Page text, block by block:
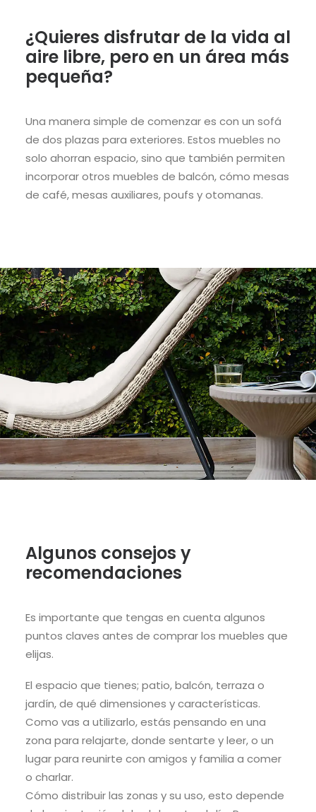
¿Quieres disfrutar de la vida al
aire libre, pero en un área más
pequeña?
Una manera simple de comenzar es con un sofá
de dos plazas para exteriores. Estos muebles no
solo ahorran espacio, sino que también permiten
incorporar otros muebles de balcón, cómo mesas
de café, mesas auxiliares, poufs y otomanas.
Algunos consejos y
recomendaciones
Es importante que tengas en cuenta algunos
puntos claves antes de comprar los muebles que
elijas.
El espacio que tienes; patio, balcón, terraza o
jardín, de qué dimensiones y características.
Como vas a utilizarlo, estás pensando en una
zona para relajarte, donde sentarte y leer, o un
lugarpara reunirte con amigos y familia a comer
o charlar.
Cómo distribuir las zonas y su uso, esto depende